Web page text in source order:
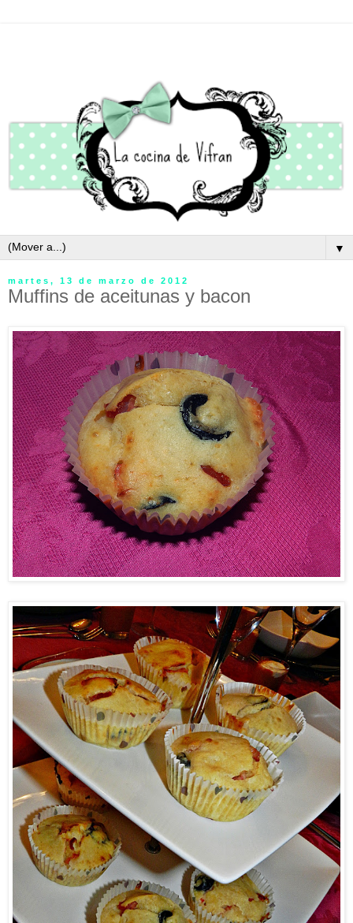
▼
martes, 13 de marzo de 2012
Muffins de aceitunas y bacon